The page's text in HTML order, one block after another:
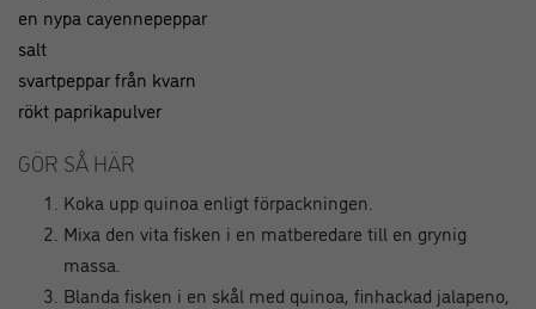
en nypa cayennepeppar
salt
svartpeppar från kvarn
rökt paprikapulver
GÖR SÅ HÄR
Koka upp quinoa enligt förpackningen.
Mixa den vita fisken i en matberedare till en grynig
massa.
Blanda fisken i en skål med quinoa, finhackad jalapeno,